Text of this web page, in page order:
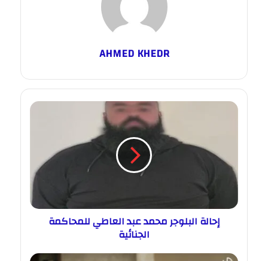
AHMED KHEDR
إحالة البلوجر محمد عبد العاطي للمحاكمة
الجنائية